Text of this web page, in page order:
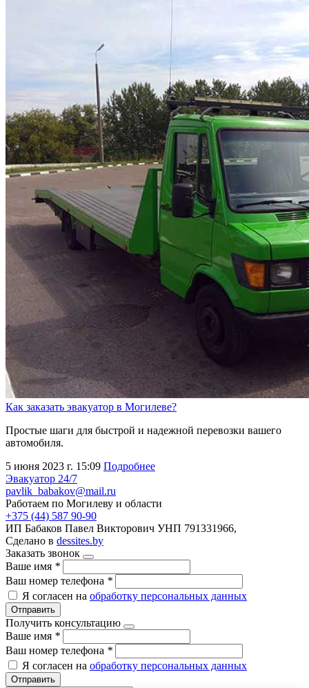
Как заказать эвакуатор в Могилеве?
Простые шаги для быстрой и надежной перевозки вашего
автомобиля.
5 июня 2023 г. 15:09 Подробнее
Эвакуатор 24/7
pavlik_babakov@mail.ru
Работаем по Могилеву и области
+375 (44) 587 90-90
ИП Бабаков Павел Викторович УНП 791331966,
Сделано в dessites.by
Заказать звонок
Ваше имя *
Ваш номер телефона *
Я согласен на обработку персональных данных
Отправить
Получить консультацию
Ваше имя *
Ваш номер телефона *
Я согласен на обработку персональных данных
Отправить